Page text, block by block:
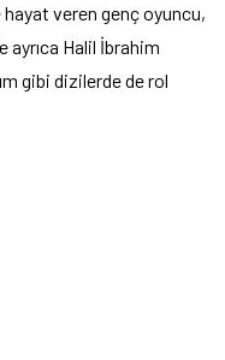
veren genç oyuncu,
Halil İbrahim
gibi dizilerde de rol